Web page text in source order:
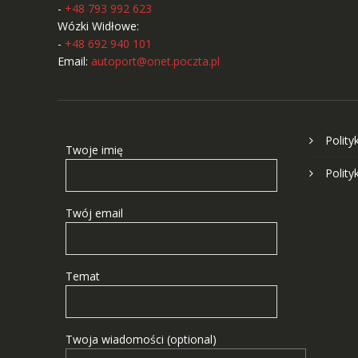
- +48 793 992 623
Wózki Widłowe:
- +48 692 940 101
Email: autoport@onet.poczta.pl
Twoje imię
Twój email
Temat
Twoja wiadomości (optional)